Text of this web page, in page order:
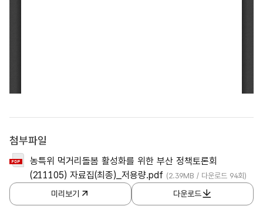
첨부파일
농특위 먹거리돌봄 활성화를 위한 부산 정책토론회
(211105) 자료집(최종)_저용량.pdf (2.39MB / 다운로드 94회)
미리보기 다운로드